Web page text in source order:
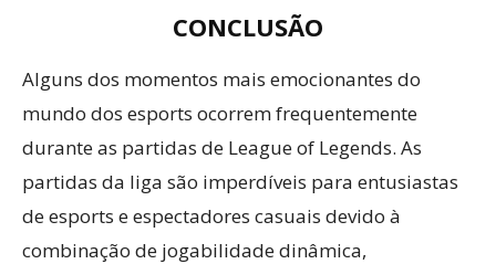
CONCLUSÃO
Alguns dos momentos mais emocionantes do
mundo dos esports ocorrem frequentemente
durante as partidas de League of Legends. As
partidas da liga são imperdíveis para entusiastas
de esports e espectadores casuais devido à
combinação de jogabilidade dinâmica,